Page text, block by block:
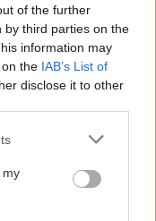
of the further
by third parties on the
information may
the IAB’s List of
disclose it to other
or more Google
You may click to
third-party tags to
in below Google
my